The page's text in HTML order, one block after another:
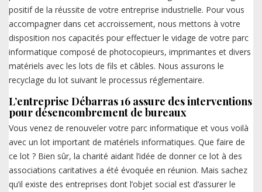
positif de la réussite de votre entreprise industrielle. Pour vous
accompagner dans cet accroissement, nous mettons à votre
disposition nos capacités pour effectuer le vidage de votre parc
informatique composé de photocopieurs, imprimantes et divers
matériels avec les lots de fils et câbles. Nous assurons le
recyclage du lot suivant le processus réglementaire.
L’entreprise Débarras 16 assure des interventions
pour désencombrement de bureaux
Vous venez de renouveler votre parc informatique et vous voilà
avec un lot important de matériels informatiques. Que faire de
ce lot ? Bien sûr, la charité aidant l’idée de donner ce lot à des
associations caritatives a été évoquée en réunion. Mais sachez
qu’il existe des entreprises dont l’objet social est d’assurer le